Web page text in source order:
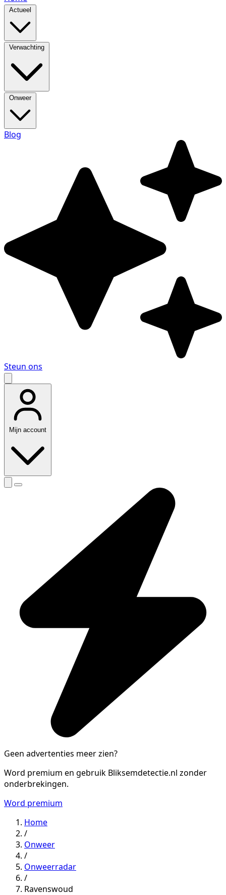
Actueel
Verwachting
Onweer
Blog
Steun ons
Mijn account
Geen advertenties meer zien?
Word premium en gebruik Bliksemdetectie.nl zonder
onderbrekingen.
Word premium
Home
/
Onweer
/
Onweerradar
/
Ravenswoud